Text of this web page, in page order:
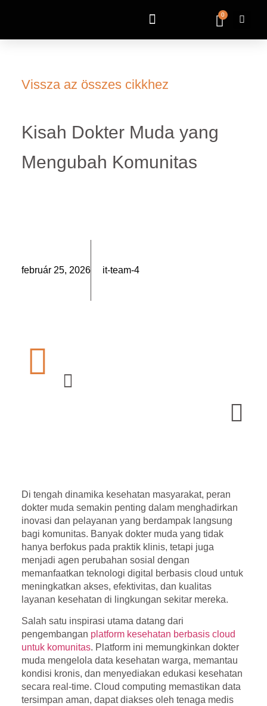
0
Vissza az összes cikkhez
Kisah Dokter Muda yang
Mengubah Komunitas
február 25, 2026 it-team-4
Di tengah dinamika kesehatan masyarakat, peran
dokter muda semakin penting dalam menghadirkan
inovasi dan pelayanan yang berdampak langsung
bagi komunitas. Banyak dokter muda yang tidak
hanya berfokus pada praktik klinis, tetapi juga
menjadi agen perubahan sosial dengan
memanfaatkan teknologi digital berbasis cloud untuk
meningkatkan akses, efektivitas, dan kualitas
layanan kesehatan di lingkungan sekitar mereka.
Salah satu inspirasi utama datang dari
pengembangan platform kesehatan berbasis cloud
untuk komunitas. Platform ini memungkinkan dokter
muda mengelola data kesehatan warga, memantau
kondisi kronis, dan menyediakan edukasi kesehatan
secara real-time. Cloud computing memastikan data
tersimpan aman, dapat diakses oleh tenaga medis